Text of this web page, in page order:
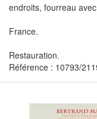
endroits, fourreau
France.
Restauration.
Référence : 10793/